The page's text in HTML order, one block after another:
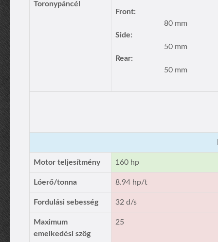
Toronypáncél
Front:
80 mm
Side:
50 mm
Rear:
50 mm
Motor teljesítmény 160 hp
Lóerő/tonna 8.94 hp/t
Fordulási sebesség 32 d/s
Maximum
emelkedési szög
25